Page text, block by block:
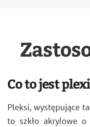
Co to jest
Pleksi, występujące
to szkło akrylowe o